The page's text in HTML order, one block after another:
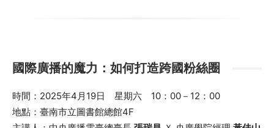
國際廣播的魔力：如何打造跨國粉絲圈
時間：2025年4月19日 星期六 10：00－12：00
地點：臺南市立圖書館總館4F